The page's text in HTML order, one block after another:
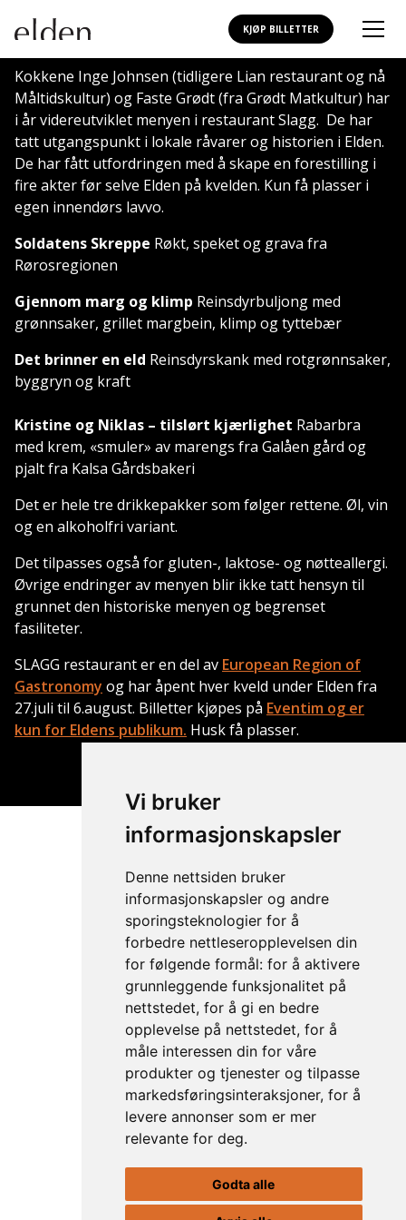
Vi bruker
informasjonskapsler
Denne nettsiden bruker
informasjonskapsler og andre
sporingsteknologier for å
forbedre nettleseropplevelsen din
for følgende formål: for å aktivere
grunnleggende funksjonalitet på
nettstedet, for å gi en bedre
opplevelse på nettstedet, for å
måle interessen din for våre
produkter og tjenester og tilpasse
markedsføringsinteraksjoner, for å
levere annonser som er mer
relevante for deg.
Godta alle
KJØP BILLETTER
Kokkene Inge Johnsen (tidligere Lian restaurant og nå
Måltidskultur) og Faste Grødt (fra Grødt Matkultur) har
i år videreutviklet menyen i restaurant Slagg. De har
tatt utgangspunkt i lokale råvarer og historien i Elden.
De har fått utfordringen med å skape en forestilling i
fire akter før selve Elden på kvelden. Kun få plasser i
egen innendørs lavvo.
Soldatens Skreppe Røkt, speket og grava fra
Rørosregionen
Gjennom marg og klimp Reinsdyrbuljong med
grønnsaker, grillet margbein, klimp og tyttebær
Det brinner en eld Reinsdyrskank med rotgrønnsaker,
byggryn og kraft
Kristine og Niklas – tilslørt kjærlighet Rabarbra
med krem, «smuler» av marengs fra Galåen gård og
pjalt fra Kalsa Gårdsbakeri
Det er hele tre drikkepakker som følger rettene. Øl, vin
og en alkoholfri variant.
Det tilpasses også for gluten-, laktose- og nøtteallergi.
Øvrige endringer av menyen blir ikke tatt hensyn til
grunnet den historiske menyen og begrenset
fasiliteter.
SLAGG restaurant er en del av European Region of
Gastronomy og har åpent hver kveld under Elden fra
27.juli til 6.august. Billetter kjøpes på Eventim og er
kun for Eldens publikum. Husk få plasser.
Stiftelsen Elden
Ol-Kanelesaveien 2
7374 Røros
Telefon:90996699
Personvernerklæring
Elden 2026
22. juli – 1. august
Billettsalget er i gang.
KJØP BILLETTER